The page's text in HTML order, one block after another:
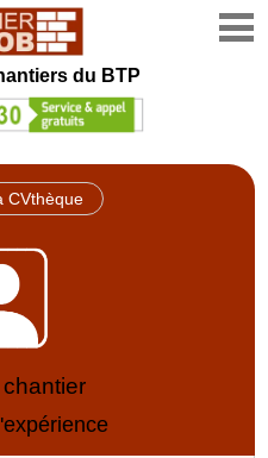
du BTP
CVthèque